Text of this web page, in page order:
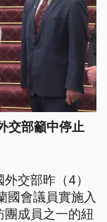
交部籲中停止
交部昨（4）
國會議員實施入
成員之一的紐